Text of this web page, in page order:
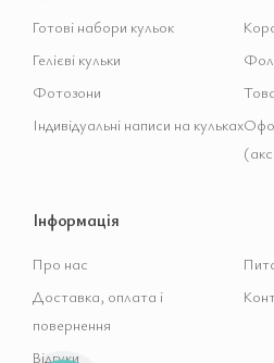
Готові набори кульок
Гелієві кульки
Фотозони
Індивідуальні написи на кульках
Інформація
Про нас
Доставка, оплата і
повернення
Відгуки